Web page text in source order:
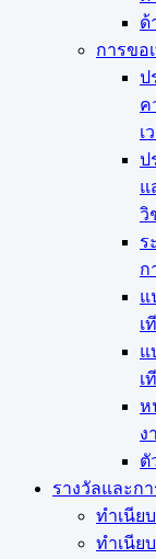
ด้
การขอ
ป
ค
เ
ป
แ
วิ
ร
ก
แ
เ
แ
เ
ห
ง
ตั
รางวัลและก
ทำเนีย
ทำเนีย